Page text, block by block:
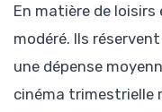
En matière de
modéré. Ils
une dépense
cinéma trimestrielle